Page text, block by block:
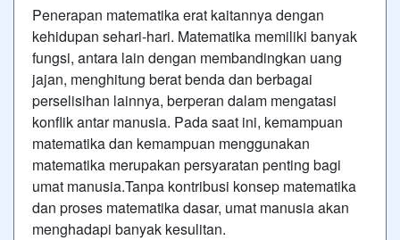
Penerapan matematika erat kaitannya dengan
kehidupan sehari-hari. Matematika memiliki banyak
fungsi, antara lain dengan membandingkan uang
jajan, menghitung berat benda dan berbagai
perselisihan lainnya, berperan dalam mengatasi
konflik antar manusia. Pada saat ini, kemampuan
matematika dan kemampuan menggunakan
matematika merupakan persyaratan penting bagi
umat manusia.Tanpa kontribusi konsep matematika
dan proses matematika dasar, umat manusia akan
menghadapi banyak kesulitan.